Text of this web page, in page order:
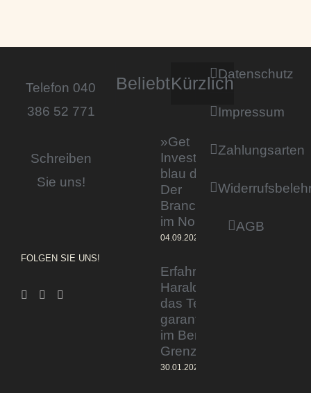
Telefon 040
386 52 771
Schreiben
Sie uns!
FOLGEN SIE UNS!
BeliebtKürzlich
»Get
Invested by
blau direkt«:
Der
Branchentag
im Norden
04.09.2023
Erfahrener Experte
Harald Wesely stärkt
das Team von
garantiertmehrnetto.de
im Bereich
Grenzgänger
30.01.2024
Datenschutz
Impressum
Zahlungsarten
AGB